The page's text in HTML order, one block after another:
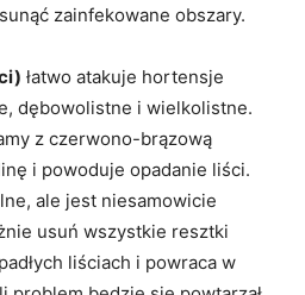
zainfekowane obszary.
łatwo atakuje hortensje
dębowolistne i wielkolistne.
z czerwono-brązową
i powoduje opadanie liści.
ale jest niesamowicie
usuń wszystkie resztki
liściach i powraca w